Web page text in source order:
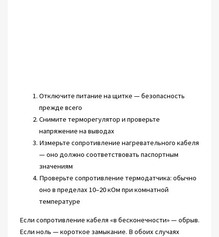
Отключите питание на щитке — безопасность
прежде всего
Снимите терморегулятор и проверьте
напряжение на выводах
Измерьте сопротивление нагревательного кабеля
— оно должно соответствовать паспортным
значениям
Проверьте сопротивление термодатчика: обычно
оно в пределах 10–20 кОм при комнатной
температуре
Если сопротивление кабеля «в бесконечности» — обрыв.
Если ноль — короткое замыкание. В обоих случаях